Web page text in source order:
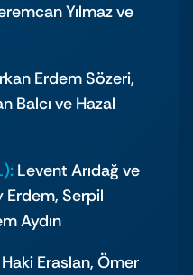
Yılmaz ve
Erdem Sözeri,
Balcı ve Hazal
Levent Arıdağ ve
Erdem, Serpil
Aydın
Eraslan, Ömer